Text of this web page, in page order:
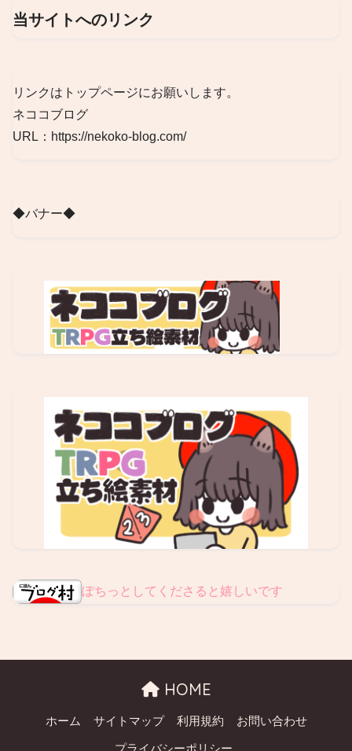
当サイトへのリンク
リンクはトップページにお願いします。
ネココブログ
URL：https://nekoko-blog.com/
◆バナー◆
ぽちっとしてくださると嬉しいです
HOME
ホーム サイトマップ 利用規約 お問い合わせ
プライバシーポリシー